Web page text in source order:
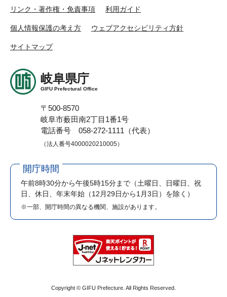
リンク・著作権・免責事項 利用ガイド
個人情報保護の考え方 ウェブアクセシビリティ方針
サイトマップ
岐阜県庁
GIFU Prefectural Office
〒500-8570
岐阜市薮田南2丁目1番1号
電話番号 058-272-1111（代表）
（法人番号4000020210005）
開庁時間
午前8時30分から午後5時15分まで （土曜日、日曜日、祝
日、休日、年末年始（12月29日から1月3日）を除く）
※一部、開庁時間の異なる機関、施設があります。
Copyright © GIFU Prefecture. All Rights Reserved.